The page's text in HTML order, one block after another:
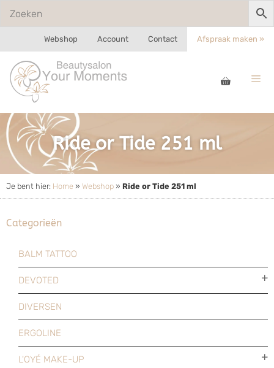
Webshop Account Contact Afspraak maken »
Ride or Tide 251 ml
Je bent hier: Home » Webshop » Ride or Tide 251 ml
Categorieën
BALM TATTOO
DEVOTED
DIVERSEN
ERGOLINE
L'OYÉ MAKE-UP